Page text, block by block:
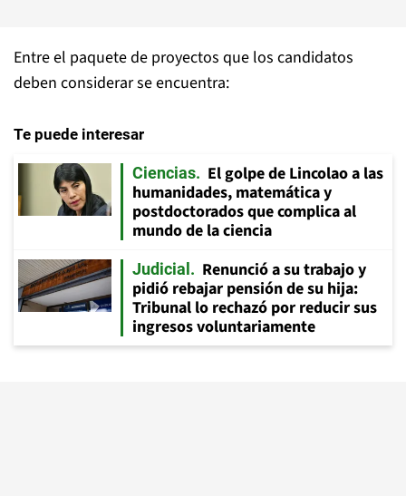
Entre el paquete de proyectos que los candidatos
deben considerar se encuentra:
Te puede interesar
Ciencias
El golpe de Lincolao a las
humanidades, matemática y
postdoctorados que complica al
mundo de la ciencia
Judicial
Renunció a su trabajo y
pidió rebajar pensión de su hija:
Tribunal lo rechazó por reducir sus
ingresos voluntariamente